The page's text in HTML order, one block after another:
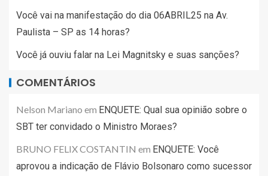
Você vai na manifestação do dia 06ABRIL25 na Av.
Paulista – SP as 14 horas?
Você já ouviu falar na Lei Magnitsky e suas sanções?
COMENTÁRIOS
Nelson Mariano em ENQUETE: Qual sua opinião sobre o
SBT ter convidado o Ministro Moraes?
BRUNO FELIX COSTANTIN em ENQUETE: Você
aprovou a indicação de Flávio Bolsonaro como sucessor